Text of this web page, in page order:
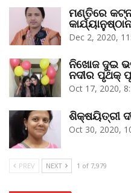
ମଣ୍ତିରେ
Dec 2, 2020,
ନିଖୋଜ ଦୁଇ
ନଦୀର ପୃଥକ୍‌
Oct 17, 2020,
ଶିକ୍ଷୟିତ୍ରୀ
Oct 30, 2020,
PREV NEXT 1 of 7,979